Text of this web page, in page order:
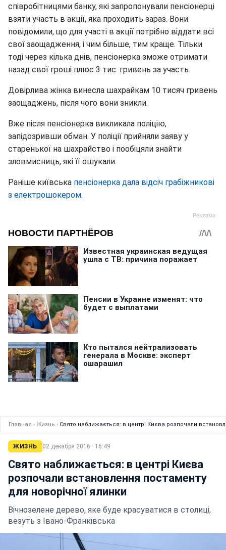
співробітницями банку, які запропонували пенсіонерці
взяти участь в акції, яка проходить зараз. Вони
повідомили, що для участі в акції потрібно віддати всі
свої заощадження, і чим більше, тим краще. Тільки
тоді через кілька днів, пенсіонерка зможе отримати
назад свої гроші плюс 3 тис. гривень за участь.
Довірлива жінка винесла шахрайкам 10 тисяч гривень
заощаджень, після чого вони зникли.
Вже після пенсіонерка викликала поліцію,
запідозривши обман. У поліції прийняли заяву у
старенької на шахрайство і пообіцяли знайти
зловмисниць, які її ошукали.
Раніше київська пенсіонерка дала відсіч грабіжникові
з електрошокером.
Главная › Жизнь › Свято наближається: в центрі Києва розпочали
ЖИЗНЬ 02 декабря 2016 · 16:49
Свято наближається: в центрі Києва
розпочали встановлення постаменту
для новорічної ялинки
Вічнозелене дерево, яке буде красуватися в столиці,
везуть з Івано-Франківська